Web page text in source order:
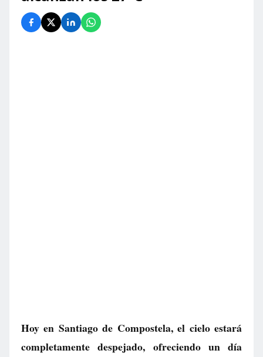
Hoy en Santiago de Compostela, el cielo estará
completamente despejado, ofreciendo un día